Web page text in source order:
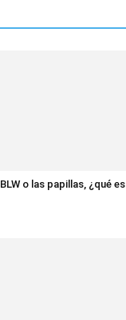
o las papillas, ¿qué es